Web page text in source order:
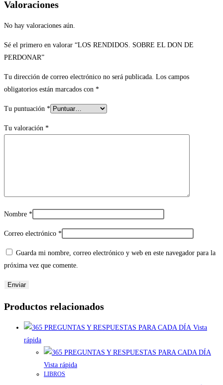
Valoraciones
No hay valoraciones aún.
Sé el primero en valorar “LOS RENDIDOS. SOBRE EL DON DE
PERDONAR”
Tu dirección de correo electrónico no será publicada. Los campos
obligatorios están marcados con *
Tu puntuación *
Tu valoración *
Nombre *
Correo electrónico *
Guarda mi nombre, correo electrónico y web en este navegador para la
próxima vez que comente.
Productos relacionados
Vista
rápida
Vista rápida
LIBROS